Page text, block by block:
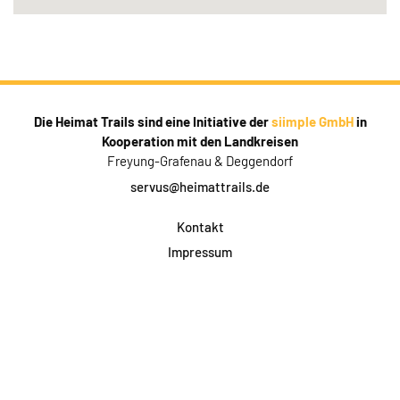
Die Heimat Trails sind eine Initiative dersiimple GmbHin
Kooperation mit den Landkreisen
Freyung-Grafenau & Deggendorf
servus@heimattrails.de
Kontakt
Impressum